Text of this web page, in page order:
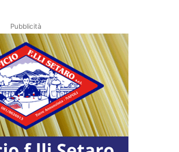
Pubblicità